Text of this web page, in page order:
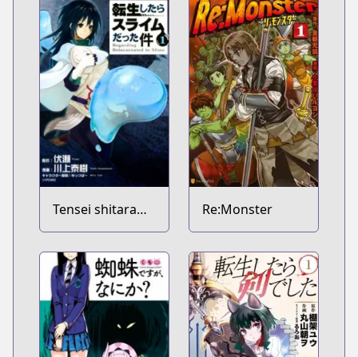
Tensei shitara
Slime Datta Ken
Re:Monster